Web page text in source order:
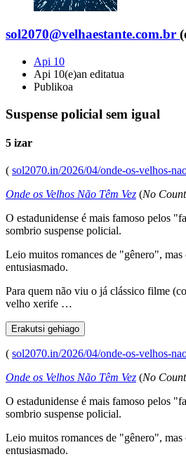
sol2070@velhaestante.com.br
Api 10
Api 10(e)an editatua
Publikoa
Suspense policial sem igual
5 izar
( sol2070.in/2026/04/onde-os-velhos-
Onde os Velhos Não Têm Vez (No
O estadunidense é mais famoso pelos
sombrio suspense policial.
Leio muitos romances de "gênero", mas
entusiasmado.
Para quem não viu o já clássico filme
velho xerife …
Erakutsi gehiago
( sol2070.in/2026/04/onde-os-velhos-
Onde os Velhos Não Têm Vez (No
O estadunidense é mais famoso pelos
sombrio suspense policial.
Leio muitos romances de "gênero", mas
entusiasmado.